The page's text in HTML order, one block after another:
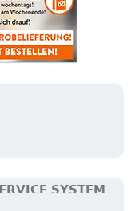
SYSTEM